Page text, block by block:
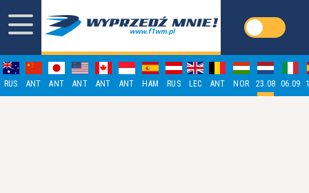
RUS ANT ANT ANT ANT ANT HAM RUS LEC ANT NOR 23.08 06.09